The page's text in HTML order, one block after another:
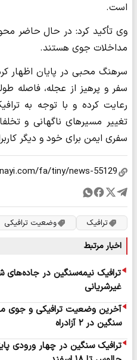
است.
وی تأکید کرد: در حال حاضر
مداخلات جوی هستند.
سرهنگ محبی در پایان اظهار
سفر و پرهیز از عجله، فاصله
رعایت کرده و با توجه به
تغییر مسیرهای ناگهانی و
سفری ایمن برای خود و دیگر
ترافیک وضعیت ترافیکی
اخبار مرتبط
غیرشریانی
آخرین وضعیت ترافیکی و جوی
سنگین در ۲ آزادراه
ترافیک سنگین در چهار ورودی